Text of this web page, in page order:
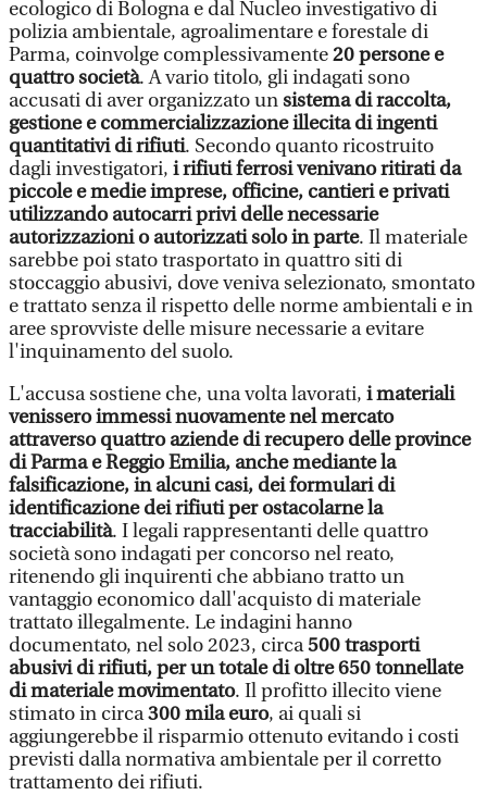
ecologico di Bologna e dal Nucleo investigativo di
polizia ambientale, agroalimentare e forestale di
Parma, coinvolge complessivamente20 persone e
quattro società. A vario titolo, gli indagati sono
accusati di aver organizzato unsistema di raccolta,
gestione e commercializzazione illecita di ingenti
quantitativi di rifiuti. Secondo quanto ricostruito
dagli investigatori, i rifiuti ferrosi venivano ritirati da
piccole e medie imprese, officine, cantieri e privati
utilizzando autocarri privi delle necessarie
autorizzazioni o autorizzati solo in parte. Il materiale
sarebbe poi stato trasportato in quattro siti di
stoccaggio abusivi, dove veniva selezionato, smontato
e trattato senza il rispetto delle norme ambientali e in
aree sprovviste delle misure necessarie a evitare
l'inquinamento del suolo.
L'accusa sostiene che, una volta lavorati, i materiali
venissero immessi nuovamente nel mercato
attraverso quattro aziende di recupero delle province
di Parma e Reggio Emilia, anche mediante la
falsificazione, in alcuni casi, dei formulari di
identificazione dei rifiuti per ostacolarne la
tracciabilità. I legali rappresentanti delle quattro
società sono indagati per concorso nel reato,
ritenendo gli inquirenti che abbiano tratto un
vantaggio economico dall'acquisto di materiale
trattato illegalmente. Le indagini hanno
documentato, nel solo 2023, circa500 trasporti
abusivi di rifiuti, per un totale di oltre 650 tonnellate
di materiale movimentato. Il profitto illecito viene
stimato in circa300 mila euro, ai quali si
aggiungerebbe il risparmio ottenuto evitando i costi
previsti dalla normativa ambientale per il corretto
trattamento dei rifiuti.